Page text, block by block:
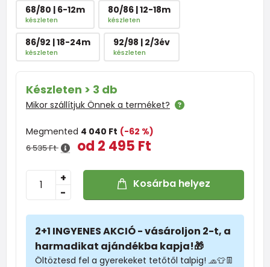
68/80 | 6-12m
készleten
80/86 | 12-18m
készleten
86/92 | 18-24m
készleten
92/98 | 2/3év
készleten
Készleten > 3 db
Mikor szállítjuk Önnek a terméket?
Megmented 4 040 Ft (-62 %)
6 535 Ft od 2 495 Ft
-
+ Kosárba helyez
2+1 INGYENES AKCIÓ - vásároljon 2-t, a
harmadikat ajándékba kapja!🎁
Öltöztesd fel a gyerekeket tetőtől talpig! 🧢👕👖